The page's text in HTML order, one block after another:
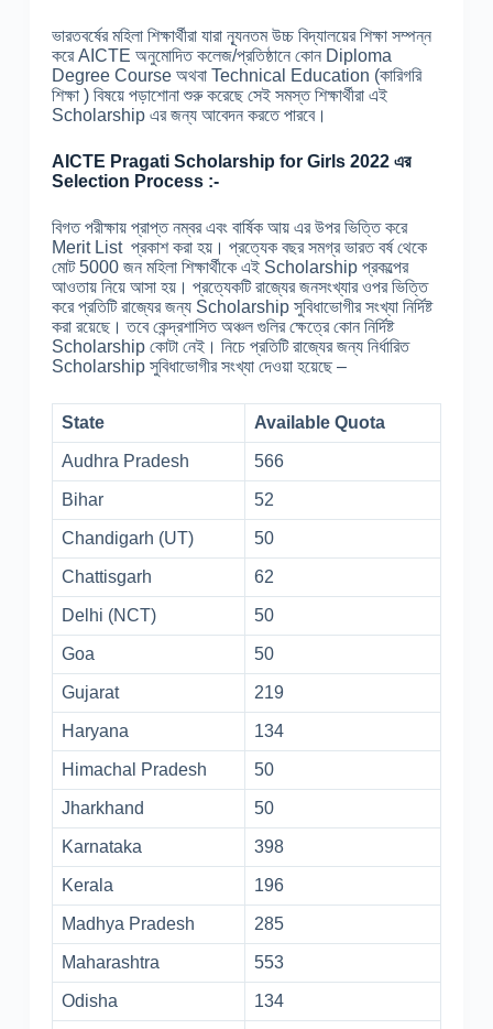
ভারতবর্ষের মহিলা শিক্ষার্থীরা যারা ন্যূনতম উচ্চ বিদ্যালয়ের শিক্ষা সম্পন্ন
করে AICTE অনুমোদিত কলেজ/প্রতিষ্ঠানে কোন Diploma
Degree Course অথবা Technical Education (কারিগরি
শিক্ষা ) বিষয়ে পড়াশোনা শুরু করেছে সেই সমস্ত শিক্ষার্থীরা এই
Scholarship এর জন্য আবেদন করতে পারবে।
AICTE Pragati Scholarship for Girls 2022 এর
Selection Process :-
বিগত পরীক্ষায় প্রাপ্ত নম্বর এবং বার্ষিক আয় এর উপর ভিত্তি করে
Merit List প্রকাশ করা হয়। প্রত্যেক বছর সমগ্র ভারত বর্ষ থেকে
মোট 5000 জন মহিলা শিক্ষার্থীকে এই Scholarship প্রকল্পের
আওতায় নিয়ে আসা হয়। প্রত্যেকটি রাজ্যের জনসংখ্যার ওপর ভিত্তি
করে প্রতিটি রাজ্যের জন্য Scholarship সুবিধাভোগীর সংখ্যা নির্দিষ্ট
করা রয়েছে। তবে কেন্দ্রশাসিত অঞ্চল গুলির ক্ষেত্রে কোন নির্দিষ্ট
Scholarship কোটা নেই। নিচে প্রতিটি রাজ্যের জন্য নির্ধারিত
Scholarship সুবিধাভোগীর সংখ্যা দেওয়া হয়েছে –
State Available Quota
Audhra Pradesh 566
Bihar 52
Chandigarh (UT) 50
Chattisgarh 62
Delhi (NCT) 50
Goa 50
Gujarat 219
Haryana 134
Himachal Pradesh 50
Jharkhand 50
Karnataka 398
Kerala 196
Madhya Pradesh 285
Maharashtra 553
Odisha 134